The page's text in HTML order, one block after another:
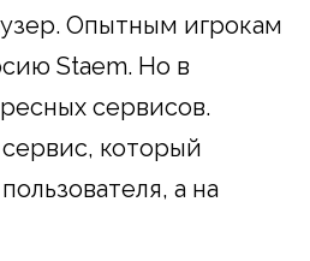
Опытным игрокам
Staem. Но в
сервисов.
который
а на